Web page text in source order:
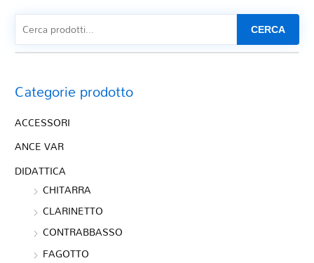
CERCA
Categorie prodotto
ACCESSORI
ANCE VAR
DIDATTICA
CHITARRA
CLARINETTO
CONTRABBASSO
FAGOTTO